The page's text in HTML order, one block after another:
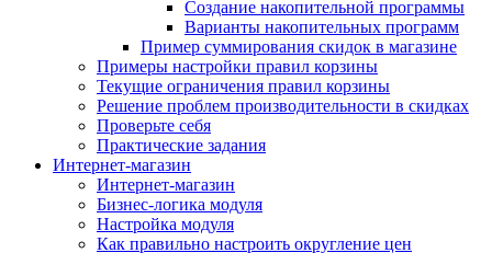
Создание накопительной программы
Варианты накопительных программ
Пример суммирования скидок в магазине
Примеры настройки правил корзины
Текущие ограничения правил корзины
Решение проблем производительности в скидках
Проверьте себя
Практические задания
Интернет-магазин
Интернет-магазин
Бизнес-логика модуля
Настройка модуля
Как правильно настроить округление цен